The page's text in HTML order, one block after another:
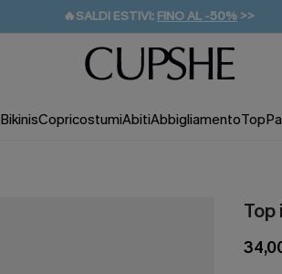
🔥SALDI ESTIVI: FINO AL -50% >>
🚚SPEDIZIONE GRATUITA DA 49€
💌REGALO PER I NUOVI: 20% DI SCONTO*
BikinisCopricostumiAbitiAbbigliamentoTop
Top